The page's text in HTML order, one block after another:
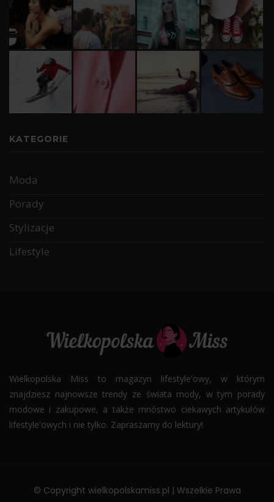
KATEGORIE
Moda
Porady
Stylizacje
Lifestyle
Wielkopolska Miss to magazyn lifestyle'owy, w którym
znajdziesz najnowsze trendy ze świata mody, w tym porady
modowe i zakupowe, a także mnóstwo ciekawych artykułów
lifestyle'owych i nie tylko. Zapraszamy do lektury!
© Copyright wielkopolskamiss.pl | Wszelkie Prawa